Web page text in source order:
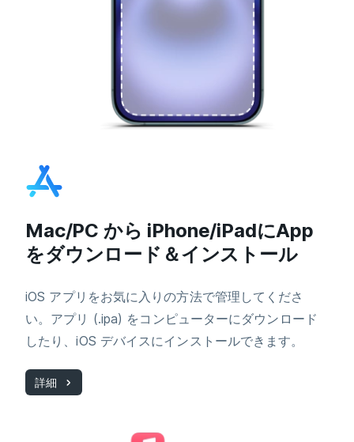
Mac/PC から iPhone/iPadにApp
をダウンロード＆インストール
iOS アプリをお気に入りの方法で管理してくださ
い。アプリ (.ipa) をコンピューターにダウンロード
したり、iOS デバイスにインストールできます。
詳細